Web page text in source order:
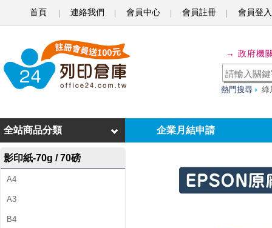
首頁 連絡我們 會員中心 會員註冊 會員登入
S
N
T
1
9
8
→ 政府機
熱門搜尋 綠
企業月結申請
全站商品分類
影印紙-70g / 70磅
A4
A3
B4